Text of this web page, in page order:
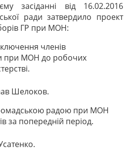
засіданні від 16.02.2016
ради затвердило проект
ГР при МОН:
членів
при МОН до робочих
Шелоков.
радою при МОН
за попередній період.